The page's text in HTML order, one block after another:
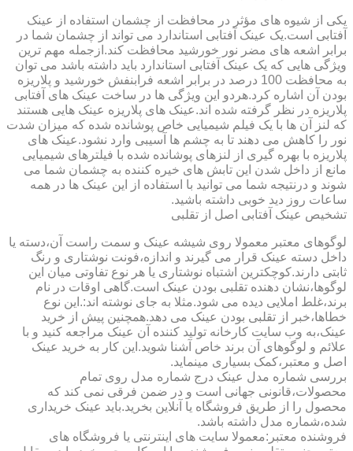
یکی از شیوه های مؤثر در محافظت از چشمان استفاده از عینک
آفتابی است.یک عینک آفتابی استاندارد می تواند از چشمان شما در
برابر اشعه های مضر نور خورشید محافظت کند.ازجمله مهم ترین
ویژگی هایی که یک عینک آفتابی استاندارد باید داشته باشد می توان
به محافظت 100 درصد در برابر اشعه فرابنفش خورشید و پلاریزه
بودن آن اشاره کرد.هردو این ویژگی ها در ساخت عینک های آفتابی
پلاریزه در نظر گرفته شده اند.عینک های پلاریزه عینک هایی هستند
که لنز آن ها با یک فیلم شیمیایی خاص پوشانده شده که میزان شدت
نور را کاهش می دهند تا به چشم ها آسیبی وارد نشود.عینک های
پلاریزه با بهره گیری از لنزهای پوشانده شده با فیلترهای شیمیایی
مانع از داخل شدن این تابش های خیره کننده به چشمان شما می
شوند و درنتیجه شما می توانید با استفاده از این عینک ها در همه
ساعات روز دید خوبی داشته باشید.
تشخیص عینک آفتابی اصل از تقلبی
لوگوهای معتبر معمولا روی شیشه عینک و سمت راست آن،دسته یا
داخل دسته عینک قرار می گیرند و اندازه،فونت نوشتاری و رنگ
ثابتی دارند.کوچکترین اشتباه نوشتاری یا هر نوع تفاوتی میان این
لوگوها،نشان دهنده تقلبی بودن عینک است.گاهی اوقات در نام
برند،غلط املایی دیده می شود.مثلا به جای نوشته اند:.این نوع
خطاها،خبر از تقلبی بودن عینک می دهد.همچنین پیش از خرید
عینک،به وب سایت کارخانه تولید کننده آن عینک مراجعه کنید و با
علائم و لوگوهای آن برند خاص آشنا شوید.این کار به خرید عینک
اصل و معتبر،کمک بسیاری مینماید.
بررسی شماره مدل عینک درج شماره مدل روی تمام
محصولات،قانونی جهانی است و در ضمن فرقی نمی کند که
محصول را از طریق فروشگاه یا آنلاین بخرید.باید عینک خریداری
شده،شماره مدل داشته باشد.
فروشنده معتبر:معمولا سایت های اینترنتی یا فروشگاه های